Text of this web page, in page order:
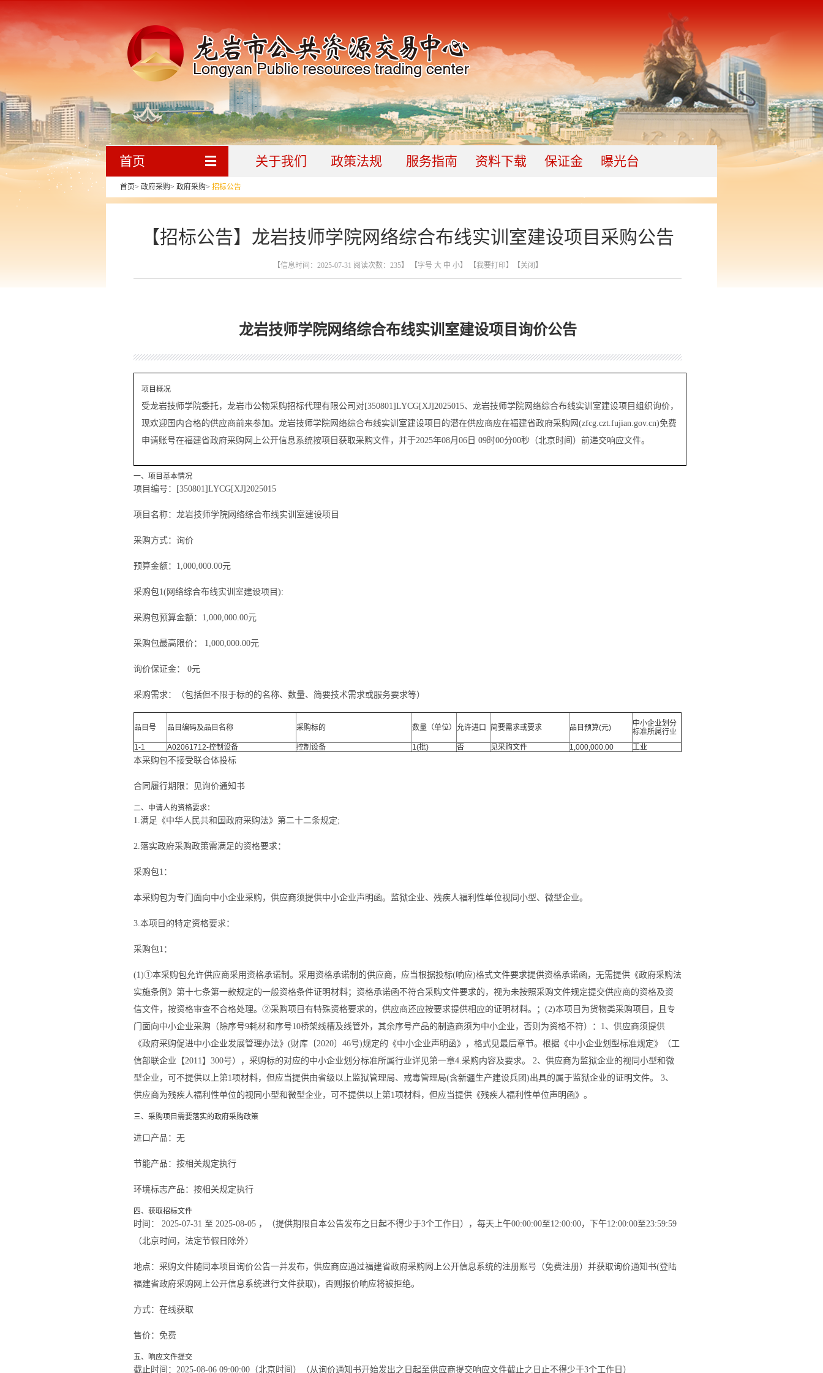
首页 关于我们 政策法规 服务指南 资料下载 保证金 曝光台
首页> 政府采购> 政府采购> 招标公告
【招标公告】龙岩技师学院网络综合布线实训室建设项目采购公告
【信息时间：2025-07-31 阅读次数： 235】 【字号 大 中 小】 【我要打印】 【关闭】
龙岩技师学院网络综合布线实训室建设项目询价公告
项目概况
受龙岩技师学院委托， 龙岩市公物采购招标代理有限公司 对[350801]LYCG[XJ]2025015、龙岩技师学院网络综合布线实训室建设项目组织询价，
现欢迎国内合格的供应商前来参加。龙岩技师学院网络综合布线实训室建设项目的潜在供应商应在福建省政府采购网(zfcg.czt.fujian.gov.cn)免费
申请账号在福建省政府采购网上公开信息系统按项目获取采购文件，并于2025年08月06日 09时00分00秒 （北京时间）前递交响应文件。
一、项目基本情况
项目编号：[350801]LYCG[XJ]2025015
项目名称：龙岩技师学院网络综合布线实训室建设项目
采购方式：询价
预算金额：1,000,000.00元
采购包1(网络综合布线实训室建设项目):
采购包预算金额： 1,000,000.00元
采购包最高限价： 1,000,000.00元
询价保证金： 0元
采购需求：（包括但不限于标的的名称、数量、简要技术需求或服务要求等）
品目号 品目编码及品目名称 采购标的 数量（单位） 允许进口 简要需求或要求 品目预算(元)
中小企业划分
标准所属行业
1-1
A02061712-控制设备 控制设备 1(批) 否 见采购文件 1,000,000.00 工业
本采购包不接受联合体投标
合同履行期限： 见询价通知书
二、申请人的资格要求：
1.满足《中华人民共和国政府采购法》第二十二条规定;
2.落实政府采购政策需满足的资格要求：
采购包1：
本采购包为专门面向中小企业采购，供应商须提供中小企业声明函。监狱企业、残疾人福利性单位视同小型、微型企业。
3.本项目的特定资格要求：
采购包1：
(1)①本采购包允许供应商采用资格承诺制。采用资格承诺制的供应商，应当根据投标(响应)格式文件要求提供资格承诺函，无需提供《政府采购法
实施条例》第十七条第一款规定的一般资格条件证明材料；资格承诺函不符合采购文件要求的，视为未按照采购文件规定提交供应商的资格及资
信文件，按资格审查不合格处理。②采购项目有特殊资格要求的，供应商还应按要求提供相应的证明材料。；(2)本项目为货物类采购项目，且专
门面向中小企业采购（除序号9耗材和序号10桥架线槽及线管外，其余序号产品的制造商须为中小企业，否则为资格不符）：1、供应商须提供
《政府采购促进中小企业发展管理办法》(财库〔2020〕46号)规定的《中小企业声明函》，格式见最后章节。根据《中小企业划型标准规定》（工
信部联企业【2011】300号），采购标的对应的中小企业划分标准所属行业详见第一章4.采购内容及要求。 2、供应商为监狱企业的视同小型和微
型企业，可不提供以上第1项材料，但应当提供由省级以上监狱管理局、戒毒管理局(含新疆生产建设兵团)出具的属于监狱企业的证明文件。 3、
供应商为残疾人福利性单位的视同小型和微型企业，可不提供以上第1项材料，但应当提供《残疾人福利性单位声明函》。
三、采购项目需要落实的政府采购政策
进口产品： 无
节能产品： 按相关规定执行
环境标志产品： 按相关规定执行
四、获取招标文件
时间： 2025-07-31 至 2025-08-05 ，（提供期限自本公告发布之日起不得少于3个工作日），每天上午00:00:00至12:00:00，下午12:00:00至23:59:59
（北京时间，法定节假日除外）
地点： 采购文件随同本项目询价公告一并发布，供应商应通过福建省政府采购网上公开信息系统的注册账号（免费注册）并获取询价通知书(登陆
福建省政府采购网上公开信息系统进行文件获取)，否则报价响应将被拒绝。
方式： 在线获取
售价：免费
五、响应文件提交
截止时间： 2025-08-06 09:00:00 （北京时间）（从询价通知书开始发出之日起至供应商提交响应文件截止之日止不得少于3个工作日）